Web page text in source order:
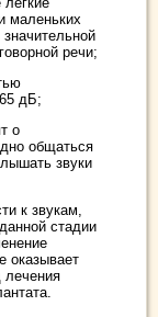
маленьких
речи;
дБ;
о
общаться
звуки
к звукам,
стадии
оказывает